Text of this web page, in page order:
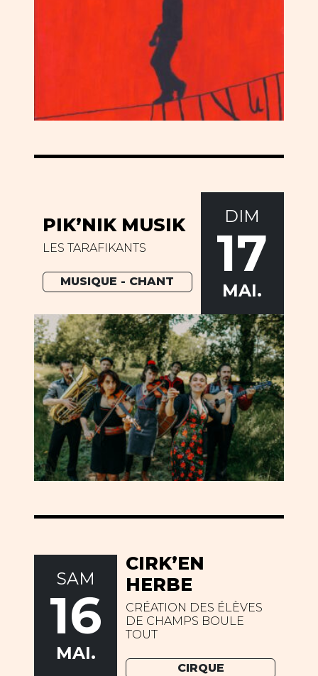
PIK’NIK MUSIK
LES TARAFIKANTS
MUSIQUE - CHANT
DIM
17
MAI.
CIRK’EN
HERBE
CRÉATION DES ÉLÈVES
DE CHAMPS BOULE
TOUT
CIRQUE
SAM
16
MAI.